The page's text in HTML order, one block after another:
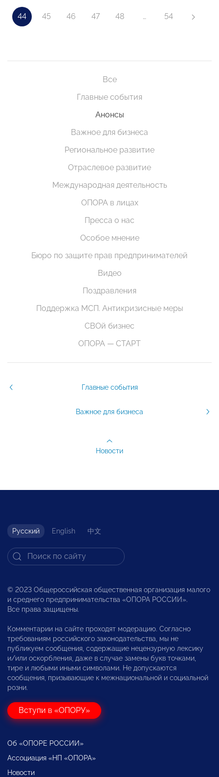
44 45 46 47 48 … 54
Все
Главные события
Анонсы
Важное для бизнеса
Региональное развитие
Отраслевое развитие
Международная деятельность
ОПОРА в лицах
Пресса о нас
Особое мнение
Бюро по защите прав предпринимателей
Видео
Поздравления
Поддержка МСП. Антикризисные меры
СВОй бизнес
ОПОРА — СТАРТ
Главные события
Важное для бизнеса
Новости
Русский English 中文
© 2023 Общероссийская общественная организация малого
и среднего предпринимательства «ОПОРА РОССИИ».
Все права защищены.
Комментарии на сайте проходят модерацию. Согласно
требованиям российского законодательства, мы не
публикуем сообщения, содержащие нецензурную лексику
и/или оскорбления, даже в случае замены букв точками,
тире и любыми иными символами. Не допускаются
сообщения, призывающие к межнациональной и социальной
розни.
Вступи в «ОПОРУ»
Об «ОПОРЕ РОССИИ»
Ассоциация «НП «ОПОРА»
Новости